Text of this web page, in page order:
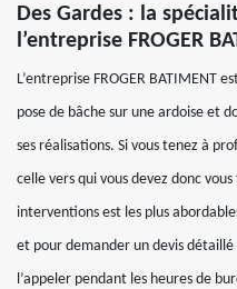
Des Gardes : la
l’entreprise FROGER
L’entreprise FROGER BATIMENT
pose de bâche sur une ardoise et
ses réalisations. Si vous tenez à
celle vers qui vous devez donc
interventions est les plus
et pour demander un devis détaillé
l’appeler pendant les heures de